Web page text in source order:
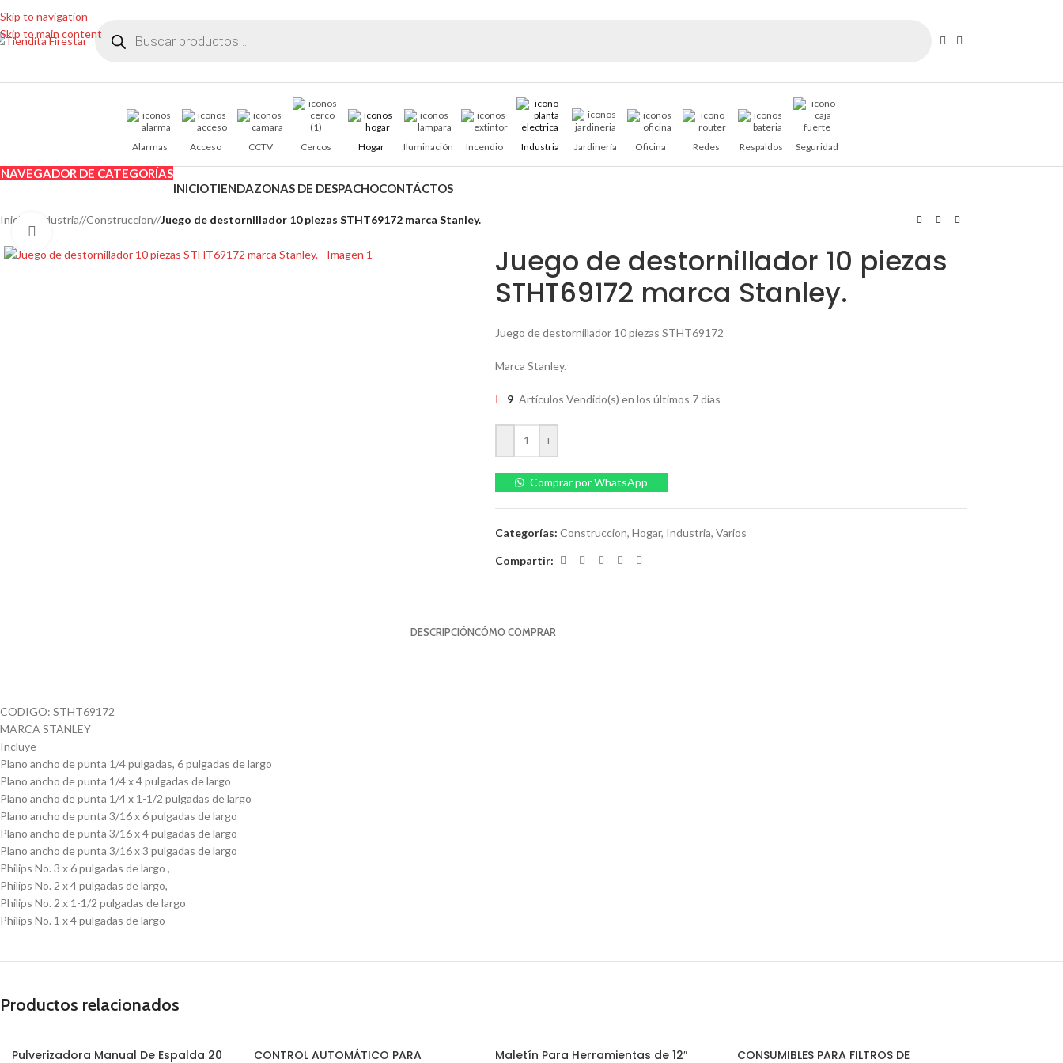
Skip to navigation
Skip to main content
Alarmas Acceso CCTV Cercos Hogar Iluminación Incendio Industria Jardinería Oficina Redes Respaldos Seguridad
NAVEGADOR DE CATEGORÍAS
INICIOTIENDAZONAS DE DESPACHOCONTÁCTOS
Inicio Industria/ Construccion/ Juego de destornillador 10 piezas STHT69172 marca Stanley.
Juego de destornillador 10 piezas
STHT69172 marca Stanley.
Juego de destornillador 10 piezas STHT69172
Marca Stanley.
9 Artículos Vendido(s) en los últimos 7 días
- +
Comprar por WhatsApp
Categorías: Construccion, Hogar, Industria, Varios
Compartir:
DESCRIPCIÓNCÓMO COMPRAR
CODIGO: STHT69172
MARCA STANLEY
Incluye
Plano ancho de punta 1/4 pulgadas, 6 pulgadas de largo
Plano ancho de punta 1/4 x 4 pulgadas de largo
Plano ancho de punta 1/4 x 1-1/2 pulgadas de largo
Plano ancho de punta 3/16 x 6 pulgadas de largo
Plano ancho de punta 3/16 x 4 pulgadas de largo
Plano ancho de punta 3/16 x 3 pulgadas de largo
Philips No. 3 x 6 pulgadas de largo ,
Philips No. 2 x 4 pulgadas de largo,
Philips No. 2 x 1-1/2 pulgadas de largo
Philips No. 1 x 4 pulgadas de largo
Productos relacionados
Pulverizadora Manual De Espalda 20
CONTROL AUTOMÁTICO PARA
Maletín Para Herramientas de 12″
CONSUMIBLES PARA FILTROS DE